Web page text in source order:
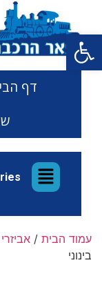
פתח סרגל נגישות
דף
עמוד הבית /
בינוני